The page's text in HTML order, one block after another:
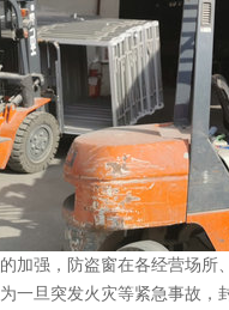
强，防盗窗在各经营场所
一旦突发火灾等紧急事故